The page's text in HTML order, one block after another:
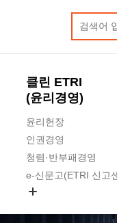
클린 ETRI
(윤리경영)
윤리헌장
인권경영
청렴·반부패경영
e-신문고(ETRI 신고